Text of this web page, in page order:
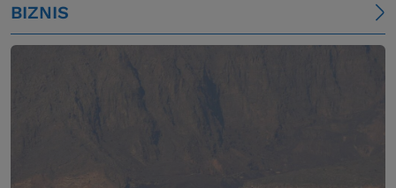
BIZNIS